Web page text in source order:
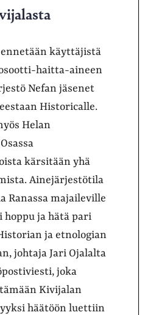
käyttäjistä
haitta-aineen
Nefan jäsenet
Historicalle.
Helan
kärsitään yhä
Ainejärjestötila
Ranassa majaileville
ja hätä pari
ja etnologian
johtaja Jari Ojalalta
joka
Kivijalan
häätöön luettiin